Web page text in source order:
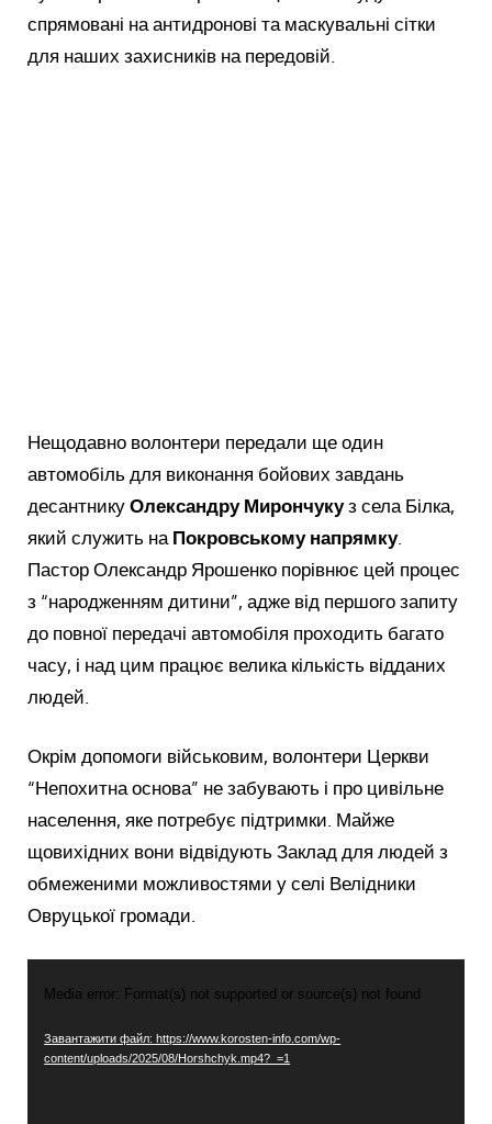
спрямовані на антидронові та маскувальні сітки
для наших захисників на передовій.
Нещодавно волонтери передали ще один
автомобіль для виконання бойових завдань
десантникуОлександру Мирончукуз села Білка,
який служить на Покровському напрямку.
Пастор Олександр Ярошенко порівнює цей процес
з “народженням дитини”, адже від першого запиту
до повної передачі автомобіля проходить багато
часу, і над цим працює велика кількість відданих
людей.
Окрім допомоги військовим, волонтери Церкви
“Непохитна основа” не забувають і про цивільне
населення, яке потребує підтримки. Майже
щовихідних вони відвідують Заклад для людей з
обмеженими можливостями у селі Велідники
Овруцької громади.
Media error: Format(s) not supported or source(s) not found
Завантажити файл: https://www.korosten-info.com/wp-
content/uploads/2025/08/Horshchyk.mp4?_=1